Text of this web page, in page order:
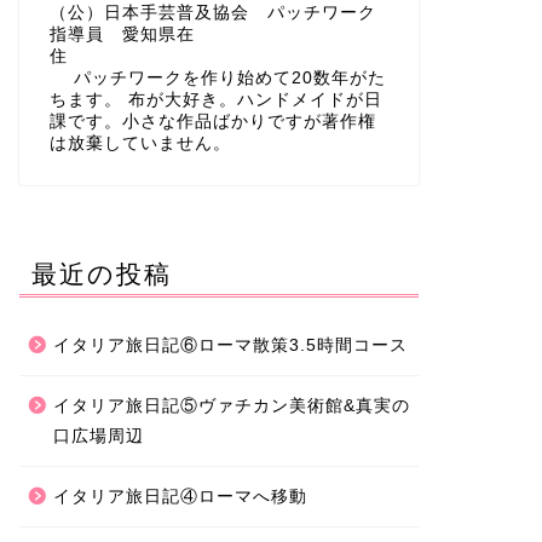
（公）日本手芸普及協会 パッチワーク
指導員 愛知県在
住
パッチワークを作り始めて20数年がた
ちます。 布が大好き。ハンドメイドが日
課です。小さな作品ばかりですが著作権
は放棄していません。
最近の投稿
イタリア旅日記⑥ローマ散策3.5時間コース
イタリア旅日記⑤ヴァチカン美術館&真実の
口広場周辺
イタリア旅日記④ローマへ移動